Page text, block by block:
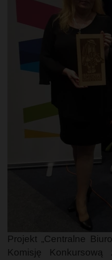
Projekt „Centralne
Komisję